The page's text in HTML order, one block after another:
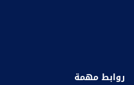
روابط مهمة